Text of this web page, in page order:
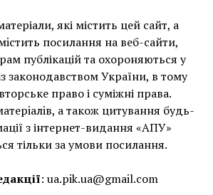
які містить цей сайт, а
посилання на веб-сайти,
публікацій та охороняються у
законодавством України, в тому
право і суміжні права.
а також цитування будь-
з інтернет-видання «АПУ»
тільки за умови посилання.
: ua.pik.ua@gmail.com